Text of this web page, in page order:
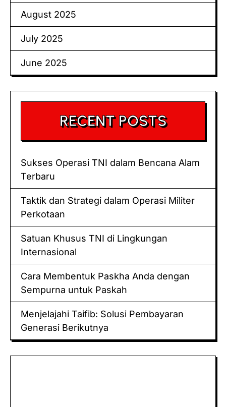
August 2025
July 2025
June 2025
RECENT POSTS
Sukses Operasi TNI dalam Bencana Alam
Terbaru
Taktik dan Strategi dalam Operasi Militer
Perkotaan
Satuan Khusus TNI di Lingkungan
Internasional
Cara Membentuk Paskha Anda dengan
Sempurna untuk Paskah
Menjelajahi Taifib: Solusi Pembayaran
Generasi Berikutnya